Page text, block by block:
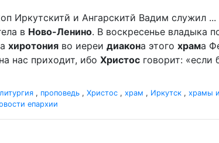
Иркутскитй и Ангарскитй Вадим служил
в Ново-Ленино. В воскресенье владыка
хиротония во иереи диакона этого храма
нас приходит, ибо Христос говорит:
литургия , проповедь , Христос , храм , Иркутск , храмы
епархии